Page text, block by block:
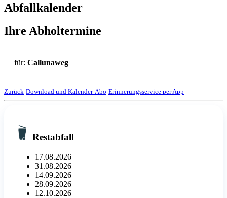
Abfallkalender
Ihre Abholtermine
für: Callunaweg
Zurück Download und Kalender-Abo Erinnerungsservice per App
Restabfall
17.08.2026
31.08.2026
14.09.2026
28.09.2026
12.10.2026